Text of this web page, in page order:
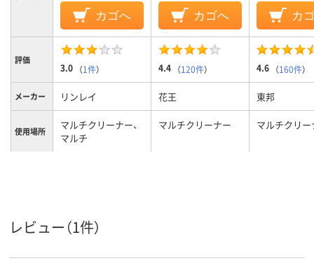
カゴへ カゴへ カ
評価
3.0 （1件） 4.4 （120件） 4.6 （160件）
メーカー リンレイ 花王 東邦
使用場所
マルチクリーナー、
マルチ
マルチクリーナー マルチクリー
レビュー（1件）